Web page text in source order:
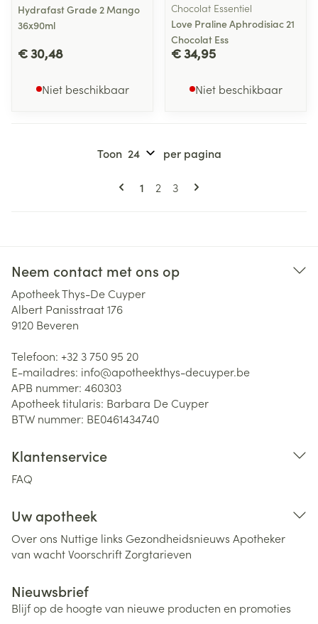
Hydrafast Grade 2 Mango
36x90ml
€ 30,48
Niet beschikbaar
Chocolat Essentiel
Love Praline Aphrodisiac 21
Chocolat Ess
€ 34,95
Niet beschikbaar
Pagina's
U lees momenteel pagina
1 Pagina
2 Pagina
3
Toon per pagina
Neem contact met ons op
Apotheek Thys-De Cuyper
Albert Panisstraat 176
9120 Beveren
Telefoon: +32 3 750 95 20
E-mailadres: info@apotheekthys-decuyper.be
APB nummer: 460303
Apotheek titularis: Barbara De Cuyper
BTW nummer: BE0461434740
Klantenservice
FAQ
Uw apotheek
Over ons Nuttige links Gezondheidsnieuws Apotheker
van wachtVoorschriftZorgtarieven
Nieuwsbrief
Blijf op de hoogte van nieuwe producten en promoties